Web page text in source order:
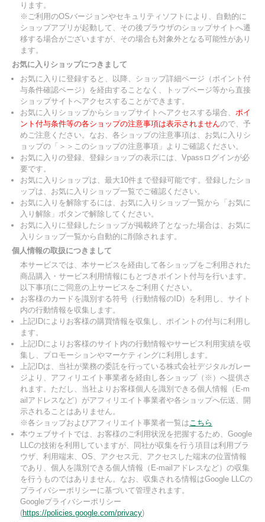
ります。
※ご利用のOSバージョンやセキュリティソフトにより、自動的に
ショップアプリが起動して、その後ブラウザのショップサイトへ遷
移する場合がございますが、その場合も対象外となる可能性があり
ます。
お気に入りショップにつきまして
お気に入りに登録すると、以降、ショップ詳細ページ（ポイント付
与条件確認ページ）を経由することなく、トップページ等から直接
ショップサイトへアクセスすることができます。
お気に入りショップからショップサイトへアクセスする場合、 ポイ
ント付与条件等の各ショップの注意事項は表示されませんので、予
めご注意ください。なお、各ショップの注意事項は、お気に入りシ
ョップの「＞＞このショップの注意事項」よりご確認ください。
お気に入りの登録、登録ショップの表示には、Vpassログインが必
要です。
お気に入りショップは、最大10件まで登録可能です。登録したショ
ップは、お気に入りショップ一覧でご確認ください。
お気に入りを解除するには、お気に入りショップ一覧から「お気に
入り解除」ボタンで解除してください。
お気に入りに登録したショップが掲載終了となった場合は、お気に
入りショップ一覧から自動的に削除されます。
個人情報の取扱につきまして
本サービスでは、本サービスを経由して各ショップをご利用された
商品購入・サービス利用情報にもとづきポイント付与を行います。
以下事項にご同意の上サービスをご利用ください。
お客様のカードを識別する符号（行動情報のID）を利用し、サイト
内の行動情報を収集します。
上記IDによりお客様の購買情報を収集し、ポイントの付与に利用し
ます。
上記IDによりお客様のサイト内の行動情報やサービス利用実績を収
集し、プロモーションやマーケティングに利用します。
上記IDは、当社が業務の委託を行っている株式会社デジタルガレー
ジより、アフィリエイト事業者を経由し各ショップ（※）へ提供さ
れます。ただし、当社よりお客様個人を識別できる個人情報（E-m
ailアドレスなど）がアフィリエイト事業者や各ショップへ伝送、開
示されることはありません。
※各ショップおよびアフィリエイト事業者一覧はこちら
本ウェブサイトでは、お客様のご利用状況を把握するため、Google
LLCの技術を利用していますが、同社が収集を行う項目は利用ブラ
ウザ、利用端末、OS、アクセス元、アクセスした端末の位置情報
であり、個人を識別できる個人情報（E-mailアドレスなど）の収集
を行うものではありません。なお、収集される情報はGoogle LLCの
プライバシーポリシーに基づいて管理されます。
Googleプライバシーポリシー
(https://policies.google.com/privacy)